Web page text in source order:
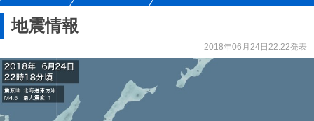
地震情報
2018年06月24日22:22発表